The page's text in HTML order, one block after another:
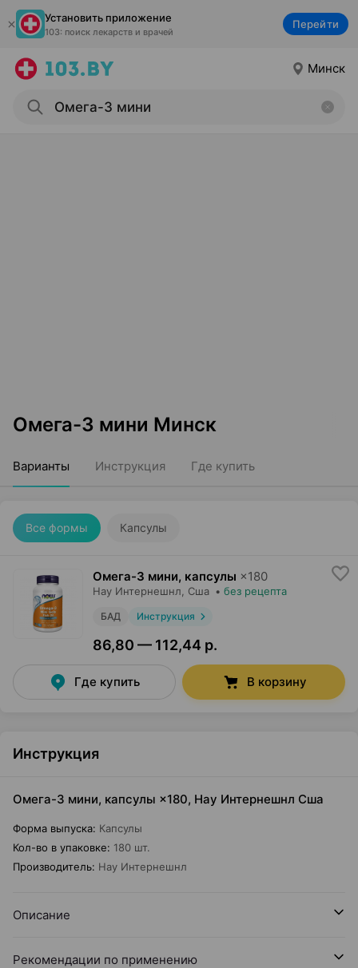
Установить приложение
103: поиск лекарств и врачей
Перейти
Минск
Омега-3 мини Минск
Варианты Инструкция Где купить
Все формы Капсулы
Омега-3 мини, капсулы ×180
Нау Интернешнл , Сша • без рецепта
БАД Инструкция
86,80 — 112,44 р.
Где купить В корзину
Инструкция
Омега-3 мини, капсулы ×180, Нау Интернешнл Сша
Форма выпуска: Капсулы
Кол-во в упаковке: 180 шт.
Производитель: Нау Интернешнл
Описание
Рекомендации по применению